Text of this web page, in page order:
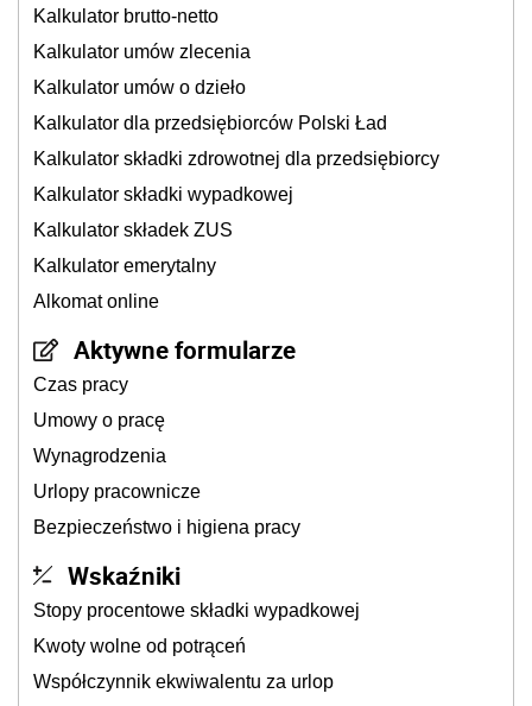
Kalkulator brutto-netto
Kalkulator umów zlecenia
Kalkulator umów o dzieło
Kalkulator dla przedsiębiorców Polski Ład
Kalkulator składki zdrowotnej dla przedsiębiorcy
Kalkulator składki wypadkowej
Kalkulator składek ZUS
Kalkulator emerytalny
Alkomat online
Aktywne formularze
Czas pracy
Umowy o pracę
Wynagrodzenia
Urlopy pracownicze
Bezpieczeństwo i higiena pracy
Wskaźniki
Stopy procentowe składki wypadkowej
Kwoty wolne od potrąceń
Współczynnik ekwiwalentu za urlop